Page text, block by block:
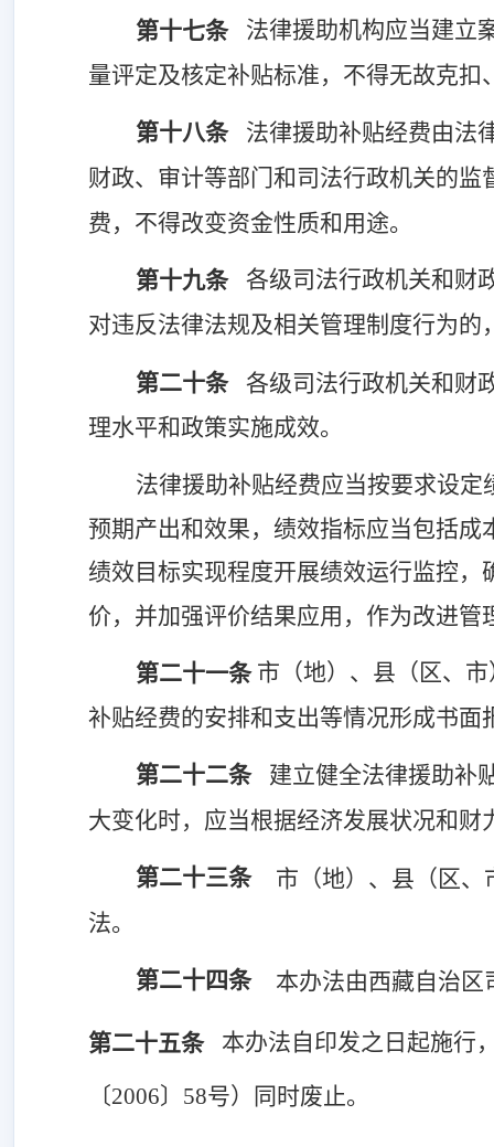
第十七条 法律援助机构应当建立
量评定及核定补贴标准， 不得无故克扣
第十八条
法律援助补贴经费由法
财政、审计等部门和司法行政机关的
费，不得改变资金性质和用途。
第十九条
各级司法行政机关和财
对违反法律法规及相关管理制度行为
第二十条
各级司法行政机关和财
理水平和政策实施成效。
法律援助补贴经费应当按要求设
预期产出和效果，绩效指标应当包括
绩效目标实现程度开展绩效运行监控
价，并加强评价结果应用，作为改进
第二十一条 市（地）、县（区、
补贴经费的安排和支出等情况形成书
第二十二条
建立健全法律援助补
大变化时，应当根据经济发展状况和
第二十三条
市（地）、县（区
法。
第二十四条 本办法由西藏自治
第二十五条 本办法自印发之日起施行
〔2006〕58号）同时废止。